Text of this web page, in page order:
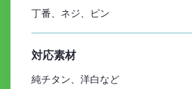
丁番、ネジ、ピン
対応素材
純チタン、洋白など